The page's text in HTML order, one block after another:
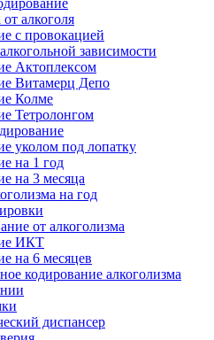
алкоголя
с провокацией
зависимости
Актоплексом
Витамерц Депо
Колме
Тетролонгом
уколом под лопатку
на 1 год
на 3 месяца
на год
от алкоголизма
ИКТ
на 6 месяцев
кодирование алкоголизма
диспансер